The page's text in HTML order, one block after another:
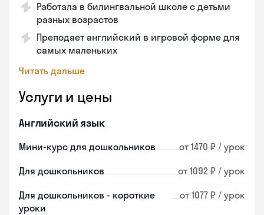
Работала в билингвальной школе с детьми
разных возрастов
Преподает английский в игровой форме для
самых маленьких
Читать дальше
Услуги и цены
Английский язык
Мини-курс для дошкольников от 1470 ₽ / урок
Для дошкольников от 1092 ₽ / урок
Для дошкольников - короткие
уроки
от 1077 ₽ / урок